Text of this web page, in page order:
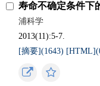
寿命不确定条件下
浦科学
2013(11):5-7.
[摘要](1643) [HTML](